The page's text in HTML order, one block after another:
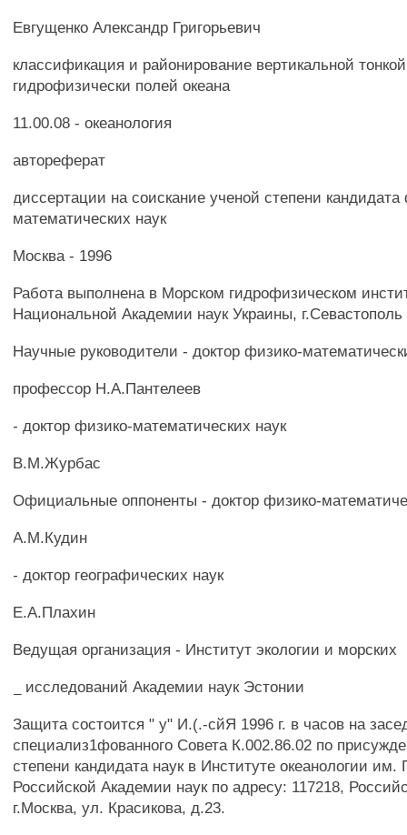
Евгущенко Александр Григорьевич
классификация и районирование вертикальной
гидрофизически полей океана
11.00.08 - океанология
автореферат
диссертации на соискание ученой степени
математических наук
Москва - 1996
Работа выполнена в Морском гидрофизическом
Национальной Академии наук Украины, г.Севастополь
Научные руководители - доктор физико-
профессор Н.А.Пантелеев
- доктор физико-математических наук
В.М.Журбас
Официальные оппоненты - доктор физико-
А.М.Кудин
- доктор географических наук
Е.А.Плахин
Ведущая организация - Институт экологии и морских
_ исследований Академии наук Эстонии
Защита состоится " у" И.(.-сйЯ 1996 г. в часов на
специализ1фованного Совета К.002.86.02 по
степени кандидата наук в Институте океанологии
Российской Академии наук по адресу: 117218,
г.Москва, ул. Красикова, д.23.